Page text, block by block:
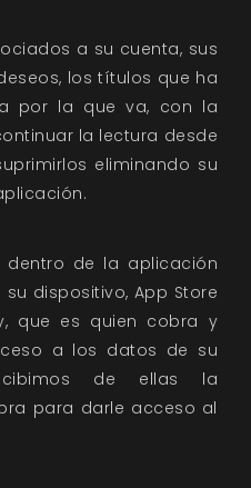
a su cuenta, sus
los títulos que ha
por la que va, con la
la lectura desde
eliminando su
dentro de la aplicación
dispositivo, App Store
que es quien cobra y
a los datos de su
de ellas la
para darle acceso al